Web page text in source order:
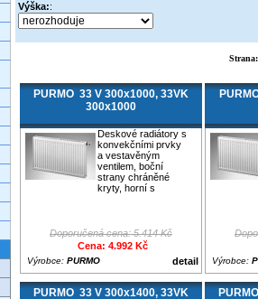
Výška::
Strana:
PURMO 33 V 300x1000, 33VK
300x1000
Deskové radiátory s
konvekčními prvky
a vestavěným
ventilem, boční
strany chráněné
kryty, horní s
Doporučená cena: 5.414 Kč
Cena: 4.992 Kč
detail
Výrobce: PURMO Výrobce:
PURMO 33 V 300x1400, 33VK